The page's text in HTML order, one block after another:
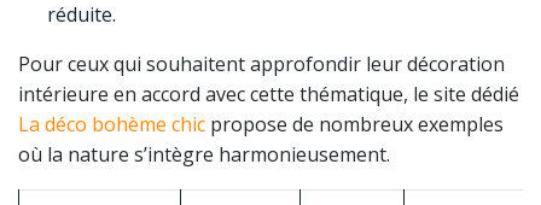
réduite.
Pour ceux qui souhaitent approfondir leur décoration
intérieure en accord avec cette thématique, le site dédié
La déco bohème chic propose de nombreux exemples
où la nature s’intègre harmonieusement.